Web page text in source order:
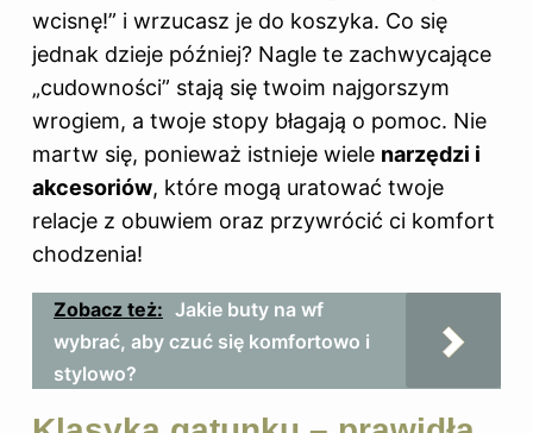
wcisnę!” i wrzucasz je do koszyka. Co się
jednak dzieje później? Nagle te zachwycające
„cudowności” stają się twoim najgorszym
wrogiem, a twoje stopy błagają o pomoc. Nie
martw się, ponieważ istnieje wiele narzędzi i
akcesoriów, które mogą uratować twoje
relacje z obuwiem oraz przywrócić ci komfort
chodzenia!
Zobacz też: Jakie buty na wf
wybrać, aby czuć się komfortowo i
stylowo?